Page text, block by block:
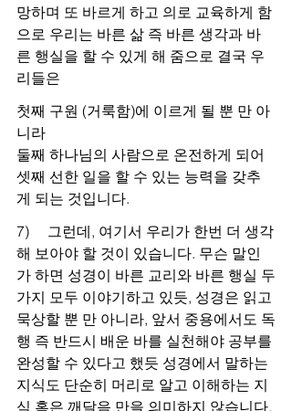
망하며 또 바르게 하고 의로 교육하게 함
으로 우리는 바른 삶 즉 바른 생각과 바
른 행실을 할 수 있게 해 줌으로 결국 우
리들은
첫째 구원 (거룩함)에 이르게 될 뿐 만 아
니라
둘째 하나님의 사람으로 온전하게 되어
셋째 선한 일을 할 수 있는 능력을 갖추
게 되는 것입니다.
7)     그런데, 여기서 우리가 한번 더 생각
해 보아야 할 것이 있습니다. 무슨 말인
가 하면 성경이 바른 교리와 바른 행실 두
가지 모두 이야기하고 있듯, 성경은 읽고
묵상할 뿐 만 아니라, 앞서 중용에서도 독
행 즉 반드시 배운 바를 실천해야 공부를
완성할 수 있다고 했듯 성경에서 말하는
지식도 단순히 머리로 알고 이해하는 지
식 혹은 깨달음 만을 의미하지 않습니다.